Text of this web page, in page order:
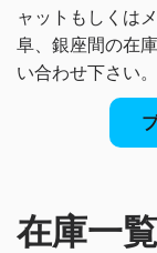
ャットもしくは
阜、銀座間の在
い合わせ下さい。
在庫一覧